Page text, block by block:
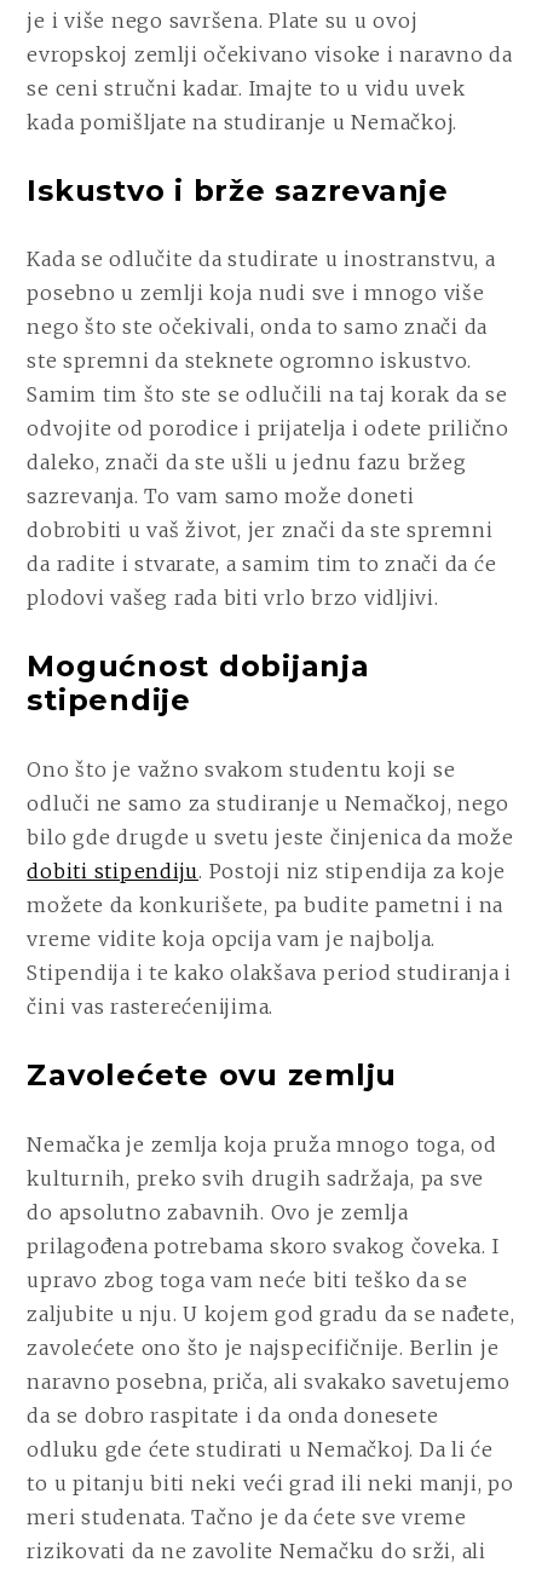
je i više nego savršena. Plate su u ovoj
evropskoj zemlji očekivano visoke i naravno da
se ceni stručni kadar. Imajte to u vidu uvek
kada pomišljate na studiranje u Nemačkoj.
Iskustvo i brže sazrevanje
Kada se odlučite da studirate u inostranstvu, a
posebno u zemlji koja nudi sve i mnogo više
nego što ste očekivali, onda to samo znači da
ste spremni da steknete ogromno iskustvo.
Samim tim što ste se odlučili na taj korak da se
odvojite od porodice i prijatelja i odete prilično
daleko, znači da ste ušli u jednu fazu bržeg
sazrevanja. To vam samo može doneti
dobrobiti u vaš život, jer znači da ste spremni
da radite i stvarate, a samim tim to znači da će
plodovi vašeg rada biti vrlo brzo vidljivi.
Mogućnost dobijanja
stipendije
Ono što je važno svakom studentu koji se
odluči ne samo za studiranje u Nemačkoj, nego
bilo gde drugde u svetu jeste činjenica da može
dobiti stipendiju. Postoji niz stipendija za koje
možete da konkurišete, pa budite pametni i na
vreme vidite koja opcija vam je najbolja.
Stipendija i te kako olakšava period studiranja i
čini vas rasterećenijima.
Zavolećete ovu zemlju
Nemačka je zemlja koja pruža mnogo toga, od
kulturnih, preko svih drugih sadržaja, pa sve
do apsolutno zabavnih. Ovo je zemlja
prilagođena potrebama skoro svakog čoveka. I
upravo zbog toga vam neće biti teško da se
zaljubite u nju. U kojem god gradu da se nađete,
zavolećete ono što je najspecifičnije. Berlin je
naravno posebna, priča, ali svakako savetujemo
da se dobro raspitate i da onda donesete
odluku gde ćete studirati u Nemačkoj. Da li će
to u pitanju biti neki veći grad ili neki manji, po
meri studenata. Tačno je da ćete sve vreme
rizikovati da ne zavolite Nemačku do srži, ali